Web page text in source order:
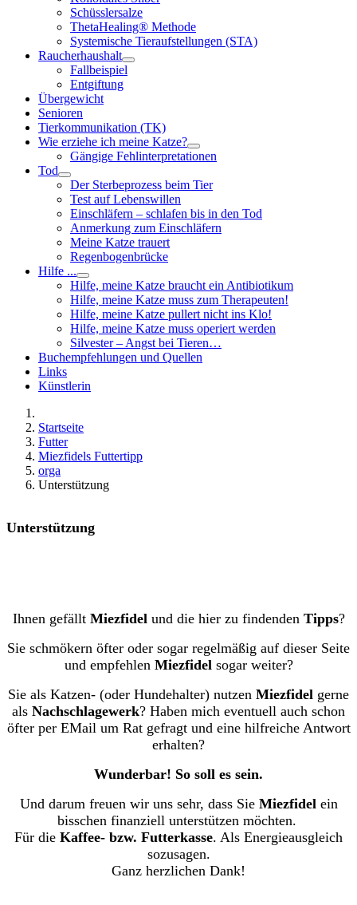
Schüsslersalze
ThetaHealing® Methode
Systemische Tieraufstellungen (STA)
Raucherhaushalt
Fallbeispiel
Entgiftung
Übergewicht
Senioren
Tierkommunikation (TK)
Wie erziehe ich meine Katze?
Gängige Fehlinterpretationen
Tod
Der Sterbeprozess beim Tier
Test auf Lebenswillen
Einschläfern – schlafen bis in den Tod
Anmerkung zum Einschläfern
Meine Katze trauert
Regenbogenbrücke
Hilfe ...
Hilfe, meine Katze braucht ein Antibiotikum
Hilfe, meine Katze muss zum Therapeuten!
Hilfe, meine Katze pullert nicht ins Klo!
Hilfe, meine Katze muss operiert werden
Silvester – Angst bei Tieren…
Buchempfehlungen und Quellen
Links
Künstlerin
Startseite
Futter
Miezfidels Futtertipp
orga
Unterstützung
Unterstützung
Ihnen gefällt Miezfidel und die hier zu findenden Tipps?
Sie schmökern öfter oder sogar regelmäßig auf dieser Seite
und empfehlen Miezfidel sogar weiter?
Sie als Katzen- (oder Hundehalter) nutzen Miezfidel gerne
als Nachschlagewerk? Haben mich eventuell auch schon
öfter per EMail um Rat gefragt und eine hilfreiche Antwort
erhalten?
Wunderbar! So soll es sein.
Und darum freuen wir uns sehr, dass Sie Miezfidel ein
bisschen finanziell unterstützen möchten.
Für die Kaffee- bzw. Futterkasse. Als Energieausgleich
sozusagen.
Ganz herzlichen Dank!